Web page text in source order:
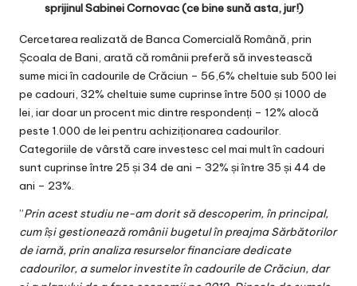
sprijinul Sabinei Cornovac (ce bine sună asta, jur!)
Cercetarea realizată de Banca Comercială Română, prin
Școala de Bani, arată că românii preferă să investească
sume mici în cadourile de Crăciun – 56,6% cheltuie sub 500 lei
pe cadouri, 32% cheltuie sume cuprinse între 500 și 1000 de
lei, iar doar un procent mic dintre respondenți – 12% alocă
peste 1.000 de lei pentru achiziționarea cadourilor.
Categoriile de vârstă care investesc cel mai mult în cadouri
sunt cuprinse între 25 și 34 de ani – 32% și între 35 și 44 de
ani – 23%.
”Prin acest studiu ne-am dorit să descoperim, în principal,
cum își gestionează românii bugetul în preajma Sărbătorilor
de iarnă, prin analiza resurselor financiare dedicate
cadourilor, a sumelor investite în cadourile de Crăciun, dar